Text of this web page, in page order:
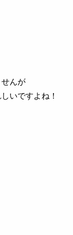
んが
いですよね！